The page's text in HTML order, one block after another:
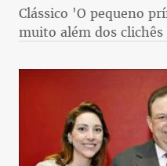
Clássico 'O pequeno
muito além dos clichês